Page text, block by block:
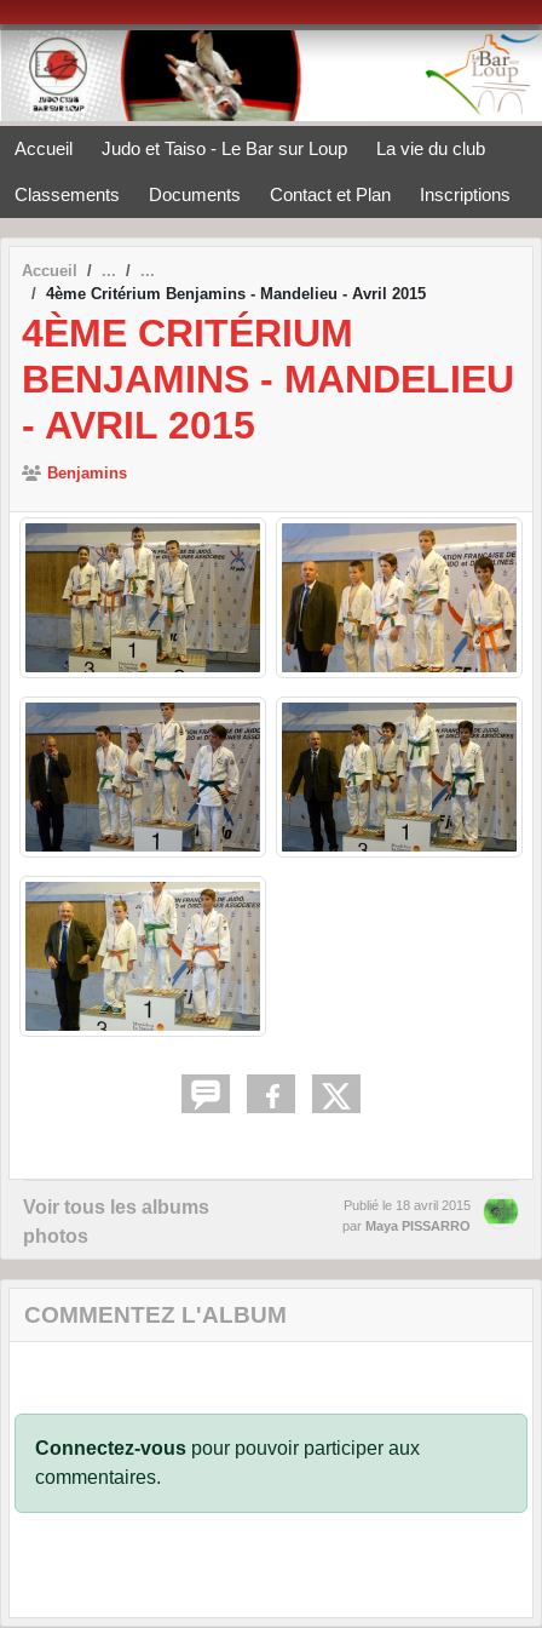
Accueil Judo et Taiso - Le Bar sur Loup La vie du club
Classements Documents Contact et Plan Inscriptions
Accueil
4ème Critérium Benjamins - Mandelieu - Avril 2015
4ÈME CRITÉRIUM
BENJAMINS - MANDELIEU
- AVRIL 2015
Benjamins
Voir tous les albums
photos
Publié le 18 avril 2015
par Maya PISSARRO
COMMENTEZ L'ALBUM
Connectez-vous pour pouvoir participer aux
commentaires.